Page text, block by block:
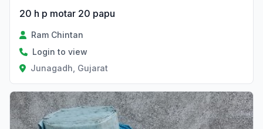
20 h p motar 20 papu
Ram Chintan
Login to view
Junagadh, Gujarat